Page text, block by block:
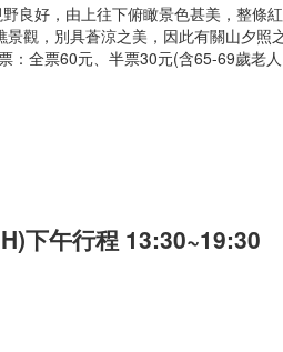
良好，由上往下俯瞰景色甚美，整條
觀，別具蒼涼之美，因此有關山夕
：全票60元、半票30元(含65-69歲老
下午行程 13:30~19:30